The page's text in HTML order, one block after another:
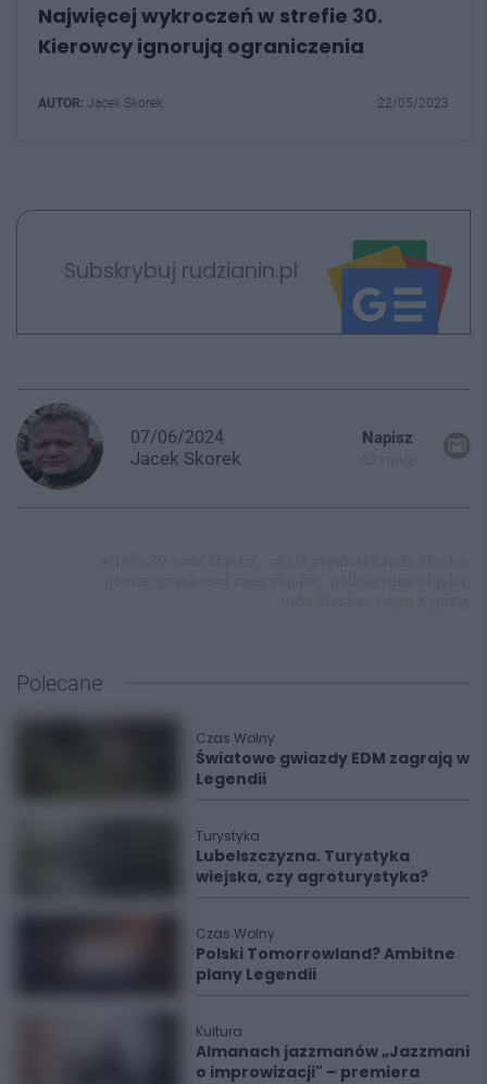
Najwięcej wykroczeń w strefie 30.
Kierowcy ignorują ograniczenia
AUTOR: Jacek Skorek 22/05/2023
Subskrybuj rudzianin.pl
07/06/2024
Jacek Skorek
Napisz
Polecane
Czas Wolny
Światowe gwiazdy EDM zagrają w
Legendii
Turystyka
Lubelszczyzna. Turystyka
wiejska, czy agroturystyka?
Czas Wolny
Polski Tomorrowland? Ambitne
plany Legendii
Kultura
Almanach jazzmanów „Jazzmani
o improwizacji" – premiera